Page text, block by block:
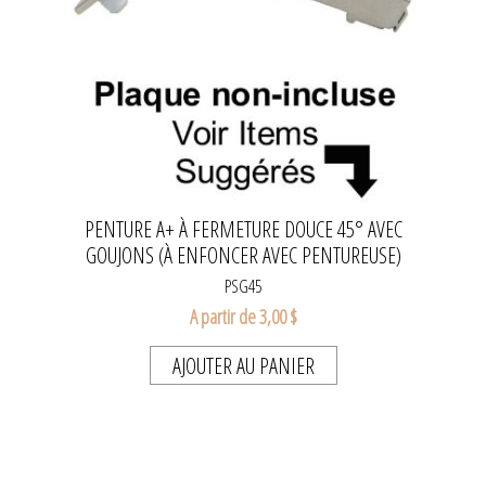
PENTURE A+ À FERMETURE DOUCE 45° AVEC
GOUJONS (À ENFONCER AVEC PENTUREUSE)
PSG45
A partir de 3,00 $
AJOUTER AU PANIER